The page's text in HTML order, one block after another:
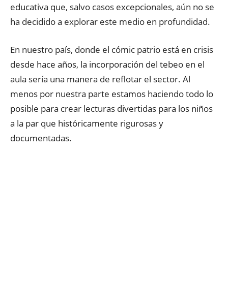
educativa que, salvo casos excepcionales, aún no se
ha decidido a explorar este medio en profundidad.
En nuestro país, donde el cómic patrio está en crisis
desde hace años, la incorporación del tebeo en el
aula sería una manera de reflotar el sector. Al
menos por nuestra parte estamos haciendo todo lo
posible para crear lecturas divertidas para los niños
a la par que históricamente rigurosas y
documentadas.